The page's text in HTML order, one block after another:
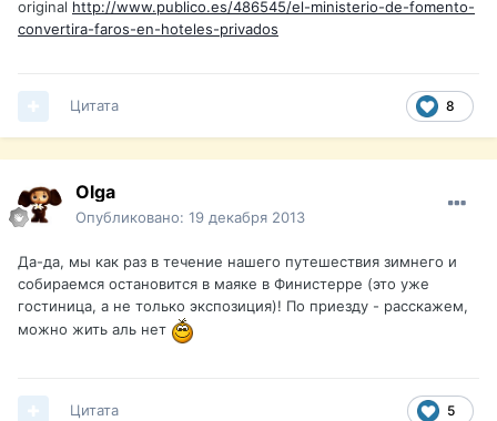
original http://www.publico.es/486545/el-ministerio-de-fomento-
convertira-faros-en-hoteles-privados
8
Цитата
Olga
Опубликовано: 19 декабря 2013
Да-да, мы как раз в течение нашего путешествия зимнего и
собираемся остановится в маяке в Финистерре (это уже
гостиница, а не только экспозиция)! По приезду - расскажем,
можно жить аль нет
5
Цитата